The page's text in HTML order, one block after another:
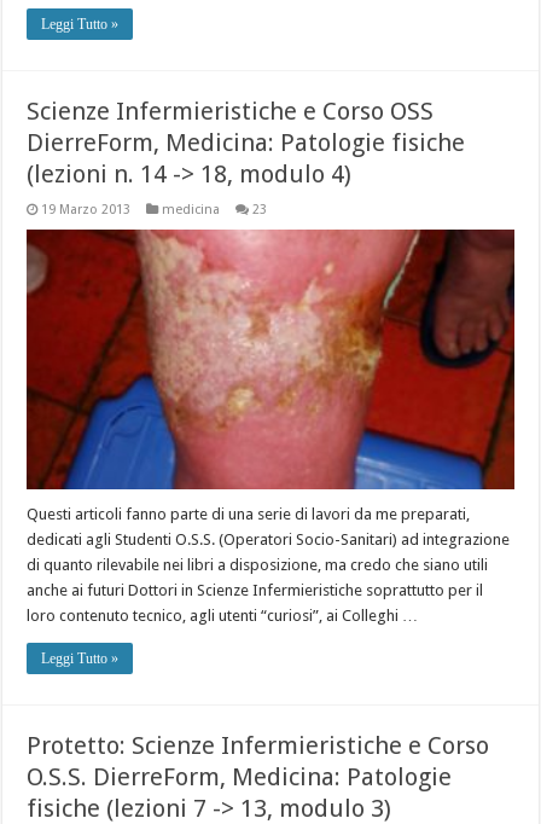
Leggi Tutto »
Scienze Infermieristiche e Corso OSS
DierreForm, Medicina: Patologie fisiche
(lezioni n. 14 -> 18, modulo 4)
19 Marzo 2013 medicina 23
Questi articoli fanno parte di una serie di lavori da me preparati,
dedicati agli Studenti O.S.S. (Operatori Socio-Sanitari) ad integrazione
di quanto rilevabile nei libri a disposizione, ma credo che siano utili
anche ai futuri Dottori in Scienze Infermieristiche soprattutto per il
loro contenuto tecnico, agli utenti “curiosi”, ai Colleghi …
Leggi Tutto »
Protetto: Scienze Infermieristiche e Corso
O.S.S. DierreForm, Medicina: Patologie
fisiche (lezioni 7 -> 13, modulo 3)